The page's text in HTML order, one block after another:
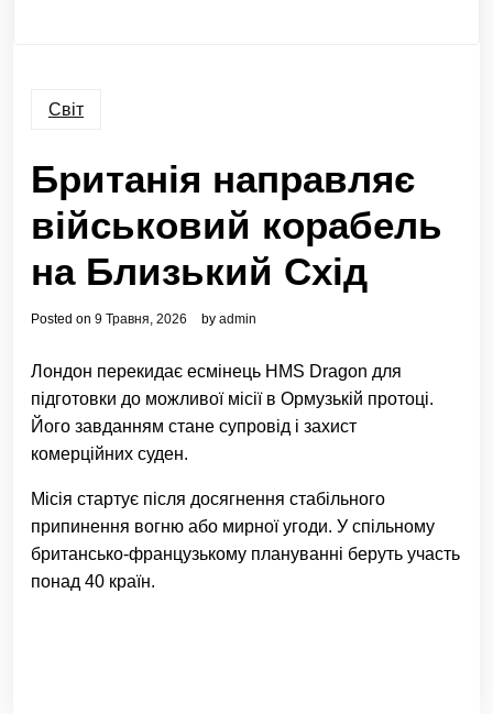
Світ
Британія направляє
військовий корабель
на Близький Схід
Posted on 9 Травня, 2026 by admin
Лондон перекидає есмінець HMS Dragon для
підготовки до можливої місії в Ормузькій протоці.
Його завданням стане супровід і захист
комерційних суден.
Місія стартує після досягнення стабільного
припинення вогню або мирної угоди. У спільному
британсько-французькому плануванні беруть участь
понад 40 країн.